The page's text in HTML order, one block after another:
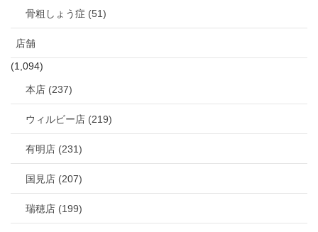
骨粗しょう症 (51)
店舗
(1,094)
本店 (237)
ウィルビー店 (219)
有明店 (231)
国見店 (207)
瑞穂店 (199)